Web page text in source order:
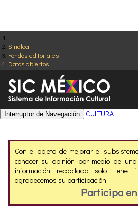
Sinaloa
Fondos editoriales
Datos abiertos
Interruptor de Navegación CULTURA
Con el objeto de mejorar el
conocer su opinión por medio de
información recopilada solo tiene
agradecemos su participación.
Participa